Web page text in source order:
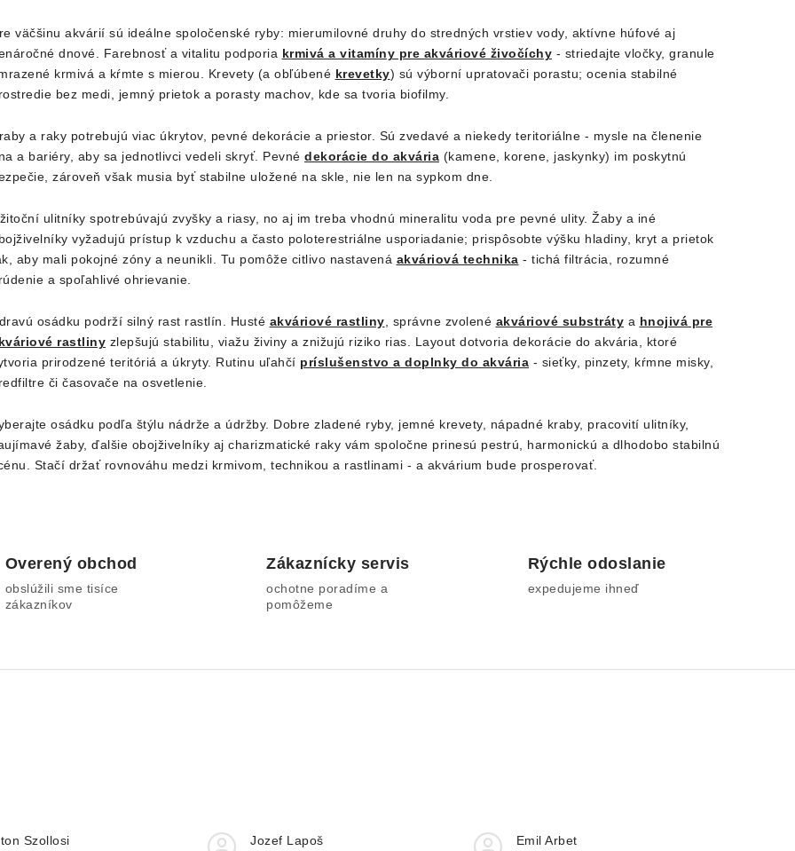
väčšinu akvárií sú ideálne spoločenské ryby: mierumilovné druhy do stredných vrstiev vody, aktívne húfové aj
dnové. Farebnosť a vitalitu podporia krmivá a vitamíny pre akváriové živočíchy - striedajte vločky, granule
krmivá a kŕmte s mierou. Krevety (a obľúbené krevetky) sú výborní upratovači porastu; ocenia stabilné
bez medi, jemný prietok a porasty machov, kde sa tvoria biofilmy.
a raky potrebujú viac úkrytov, pevné dekorácie a priestor. Sú zvedavé a niekedy teritoriálne - mysle na členenie
a bariéry, aby sa jednotlivci vedeli skryť. Pevné dekorácie do akvária (kamene, korene, jaskynky) im poskytnú
zároveň však musia byť stabilne uložené na skle, nie len na sypkom dne.
ulitníky spotrebúvajú zvyšky a riasy, no aj im treba vhodnú mineralitu voda pre pevné ulity. Žaby a iné
vyžadujú prístup k vzduchu a často poloterestriálne usporiadanie; prispôsobte výšku hladiny, kryt a prietok
aby mali pokojné zóny a neunikli. Tu pomôže citlivo nastavená akváriová technika - tichá filtrácia, rozumné
a spoľahlivé ohrievanie.
osádku podrží silný rast rastlín. Husté akváriové rastliny, správne zvolené akváriové substráty a hnojivá pre
rastliny zlepšujú stabilitu, viažu živiny a znižujú riziko rias. Layout dotvoria dekorácie do akvária, ktoré
prirodzené teritóriá a úkryty. Rutinu uľahčí príslušenstvo a doplnky do akvária - sieťky, pinzety, kŕmne misky,
či časovače na osvetlenie.
osádku podľa štýlu nádrže a údržby. Dobre zladené ryby, jemné krevety, nápadné kraby, pracovití ulitníky,
žaby, ďalšie obojživelníky aj charizmatické raky vám spoločne prinesú pestrú, harmonickú a dlhodobo stabilnú
Stačí držať rovnováhu medzi krmivom, technikou a rastlinami - a akvárium bude prosperovať.
Overený obchod
obslúžili sme tisíce
zákazníkov
Zákaznícky servis
ochotne poradíme a
pomôžeme
Rýchle odoslanie
expedujeme ihneď
Szollosi Jozef Lapoš Emil Arbet